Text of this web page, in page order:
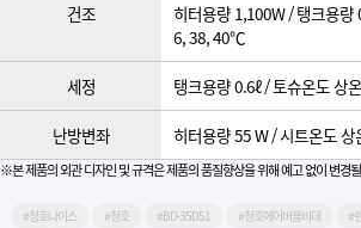
건조
히터용량 1,100W / 탱크용량
6, 38, 40℃
세정 탱크용량 0.6ℓ / 토슈온도 상
난방변좌 히터용량 55 W / 시트온도
※본 제품의 외관 디자인 및 규격은 제품의 품질향상을 위해 예고 없이 변경
#청호나이스 #청호 #BD-35D51 #청호에어버블비데 #